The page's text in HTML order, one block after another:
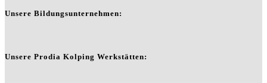
Unsere Bildungsunternehmen:
Unsere Prodia Kolping Werkstätten: